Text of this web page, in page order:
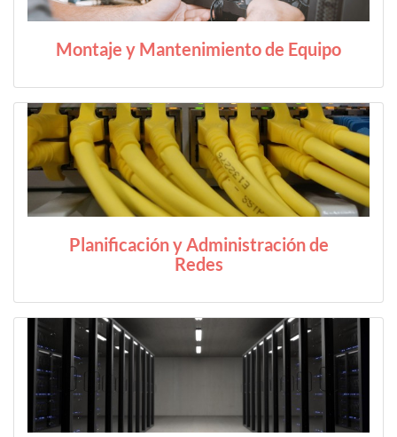
Montaje y Mantenimiento de Equipo
Planificación y Administración de
Redes